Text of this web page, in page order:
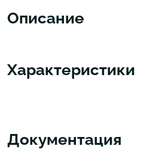
Описание
Характеристики
Документация